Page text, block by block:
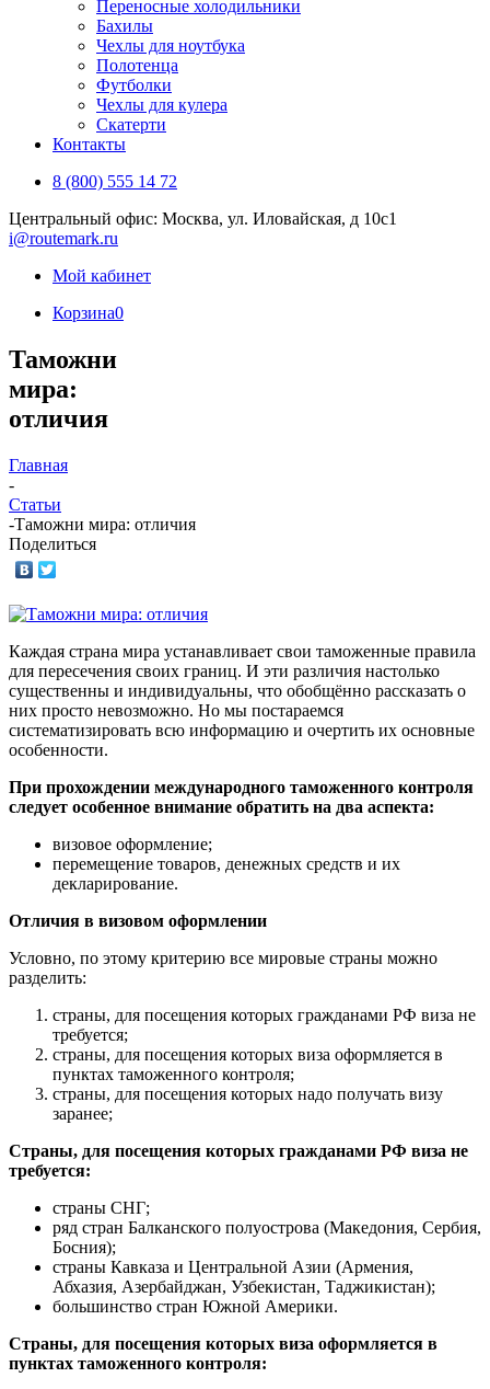
Переносные холодильники
Бахилы
Чехлы для ноутбука
Полотенца
Футболки
Чехлы для кулера
Скатерти
Контакты
8 (800) 555 14 72
Центральный офис: Москва, ул. Иловайская, д 10с1
i@routemark.ru
Мой кабинет
Корзина0
Таможни
мира:
отличия
Главная
-
Статьи
-Таможни мира: отличия
Поделиться
Каждая страна мира устанавливает свои таможенные правила
для пересечения своих границ. И эти различия настолько
существенны и индивидуальны, что обобщённо рассказать о
них просто невозможно. Но мы постараемся
систематизировать всю информацию и очертить их основные
особенности.
При прохождении международного таможенного контроля
следует особенное внимание обратить на два аспекта:
визовое оформление;
перемещение товаров, денежных средств и их
декларирование.
Отличия в визовом оформлении
Условно, по этому критерию все мировые страны можно
разделить:
страны, для посещения которых гражданами РФ виза не
требуется;
страны, для посещения которых виза оформляется в
пунктах таможенного контроля;
страны, для посещения которых надо получать визу
заранее;
Страны, для посещения которых гражданами РФ виза не
требуется:
страны СНГ;
ряд стран Балканского полуострова (Македония, Сербия,
Босния);
страны Кавказа и Центральной Азии (Армения,
Абхазия, Азербайджан, Узбекистан, Таджикистан);
большинство стран Южной Америки.
Страны, для посещения которых виза оформляется в
пунктах таможенного контроля: